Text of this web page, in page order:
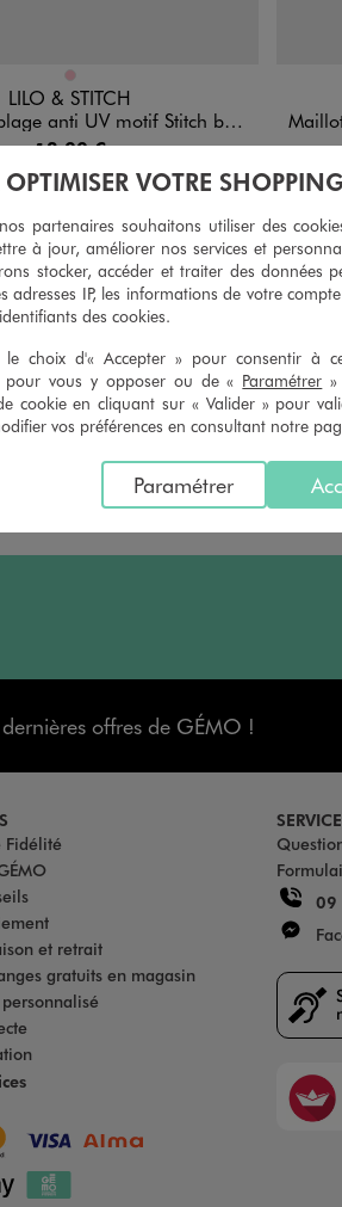
1 colorisROSE
LILO & STITCH
UV motif Stitch bébé fille - Disney
12,99 €
sur le 2ème produit d'été
Maillot
VÊTEMENTS ET
Vêtements fille Disney
offres de GÉMO !
Fidélité
et retrait
gratuits en magasin
09
Faciliti
OPTIMISER VOTRE
partenaires souhaitons utiliser des
à jour, améliorer nos services et
stocker, accéder et traiter des données
adresses IP, les informations de votre
des cookies.
le choix d'« Accepter » pour consentir à
pour vous y opposer ou de « Paramétrer
cookie en cliquant sur « Valider » pour
vos préférences en consultant notre
Paramétrer